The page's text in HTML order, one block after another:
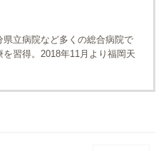
立病院など多くの総合病院で
習得。2018年11月より福岡天